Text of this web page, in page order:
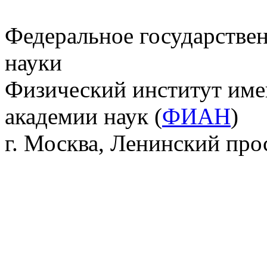
Федеральное
науки
Физический институт
академии наук (ФИАН)
г. Москва, Ленинский